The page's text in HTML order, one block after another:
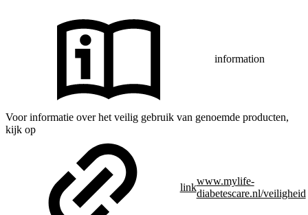
information
Voor informatie over het veilig gebruik van genoemde producten,
kijk op
link
www.mylife-
diabetescare.nl/veiligheid